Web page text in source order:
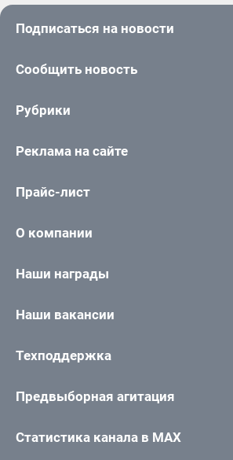
Подписаться на новости
Сообщить новость
Рубрики
Реклама на сайте
Прайс-лист
О компании
Наши награды
Наши вакансии
Техподдержка
Предвыборная агитация
Статистика канала в MAX